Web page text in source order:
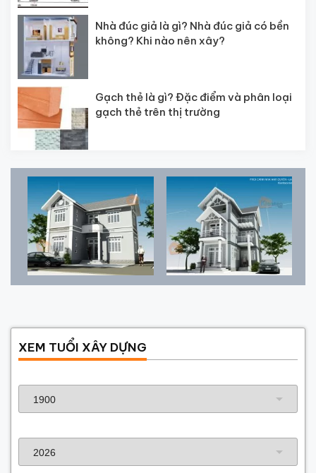
Nhà đúc giả là gì? Nhà đúc giả có bền
không? Khi nào nên xây?
Gạch thẻ là gì? Đặc điểm và phân loại
gạch thẻ trên thị trường
XEM TUỔI XÂY DỰNG